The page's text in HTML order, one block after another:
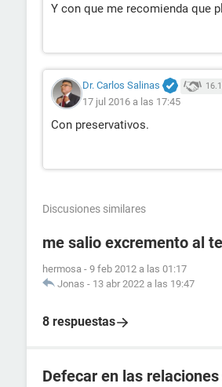
Y con que me recomienda que
Dr. Carlos Salinas
17 jul 2016 a las 17:45
Con preservativos.
Discusiones similares
me salio excremento al
hermosa - 9 feb 2012 a las 01:17
Jonas - 13 abr 2022 a las 19:47
8 respuestas
Defecar en las